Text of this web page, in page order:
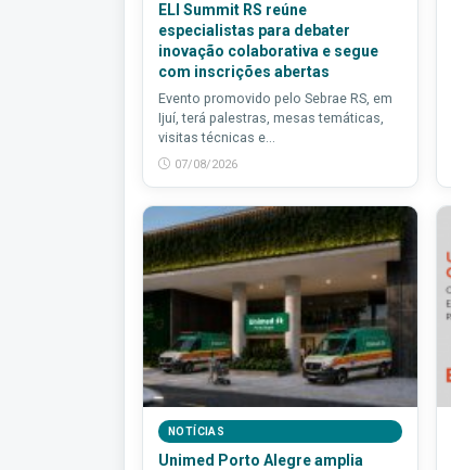
ELI Summit RS reúne
especialistas para debater
inovação colaborativa e segue
com inscrições abertas
Evento promovido pelo Sebrae RS, em
Ijuí, terá palestras, mesas temáticas,
visitas técnicas e...
07/08/2026
NOTÍCIAS
Unimed Porto Alegre amplia